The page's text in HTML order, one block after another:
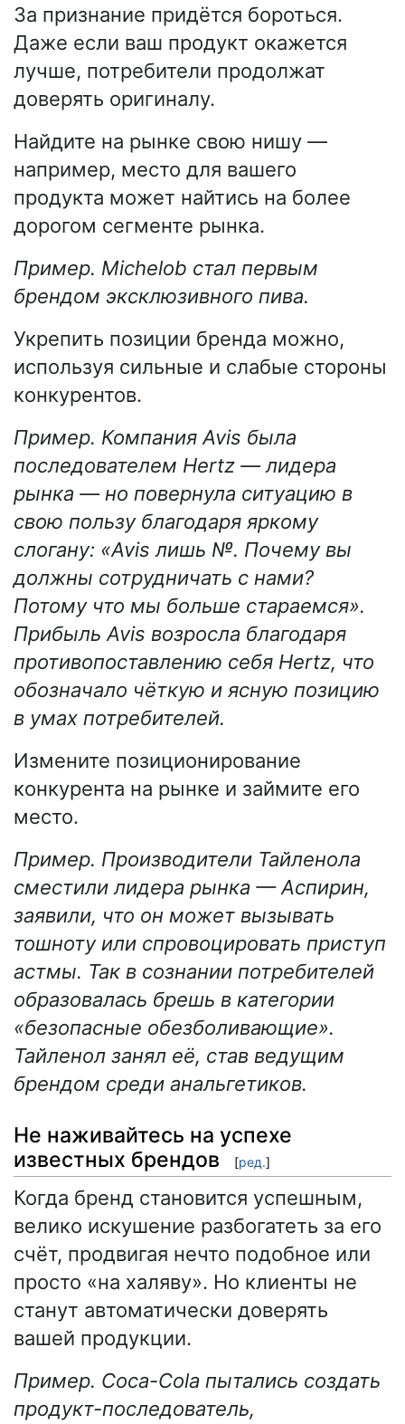
За признание придётся бороться.
Даже если ваш продукт окажется
лучше, потребители продолжат
доверять оригиналу.
Найдите на рынке свою нишу —
например, место для вашего
продукта может найтись на более
дорогом сегменте рынка.
Пример. Michelob стал первым
брендом эксклюзивного пива.
Укрепить позиции бренда можно,
используя сильные и слабые стороны
конкурентов.
Пример. Компания Avis была
последователем Hertz — лидера
рынка — но повернула ситуацию в
свою пользу благодаря яркому
слогану: «Avis лишь №. Почему вы
должны сотрудничать с нами?
Потому что мы больше стараемся».
Прибыль Avis возросла благодаря
противопоставлению себя Hertz, что
обозначало чёткую и ясную позицию
в умах потребителей.
Измените позиционирование
конкурента на рынке и займите его
место.
Пример. Производители Тайленола
сместили лидера рынка — Аспирин,
заявили, что он может вызывать
тошноту или спровоцировать приступ
астмы. Так в сознании потребителей
образовалась брешь в категории
«безопасные обезболивающие».
Тайленол занял её, став ведущим
брендом среди анальгетиков.
Не наживайтесь на успехе
известных брендов
[ред.]
Когда бренд становится успешным,
велико искушение разбогатеть за его
счёт, продвигая нечто подобное или
просто «на халяву». Но клиенты не
станут автоматически доверять
вашей продукции.
Пример. Coca-Cola пытались создать
продукт-последователь,